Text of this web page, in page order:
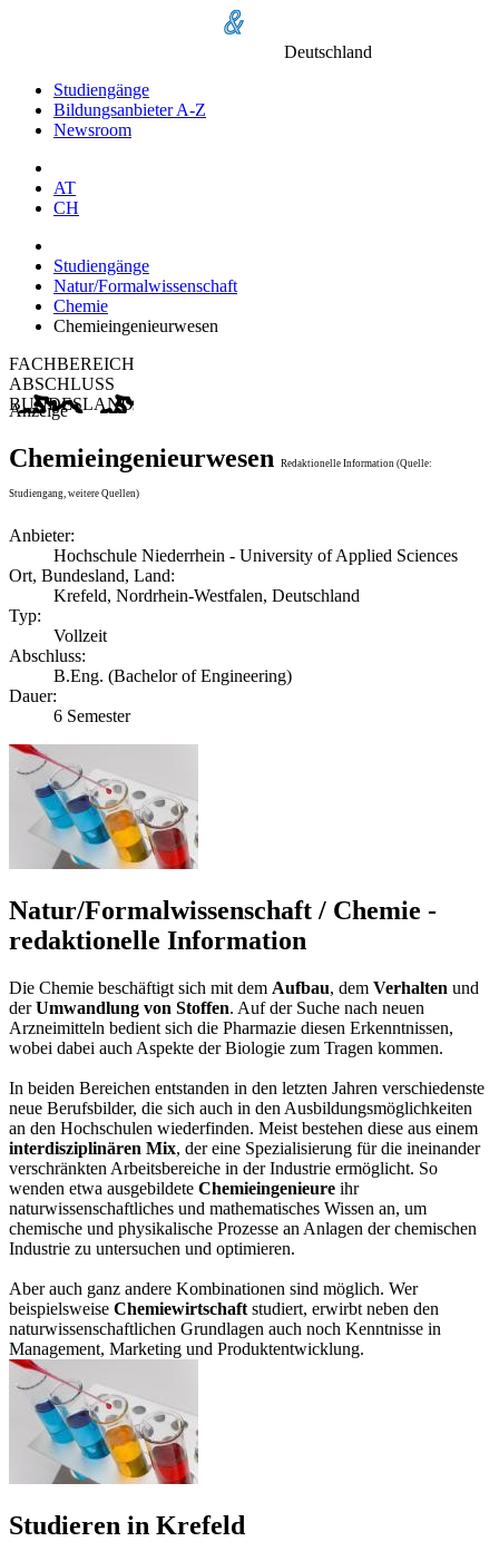
Deutschland
Studiengänge
Bildungsanbieter A-Z
Newsroom
AT
CH
Studiengänge
Natur/Formalwissenschaft
Chemie
Chemieingenieurwesen
FACHBEREICH
ABSCHLUSS
BUNDESLAND
Anzeige
Chemieingenieurwesen Redaktionelle Information (Quelle:
Studiengang, weitere Quellen)
Anbieter:
Hochschule Niederrhein - University of Applied Sciences
Ort, Bundesland, Land:
Krefeld, Nordrhein-Westfalen, Deutschland
Typ:
Vollzeit
Abschluss:
B.Eng. (Bachelor of Engineering)
Dauer:
6 Semester
Natur/Formalwissenschaft / Chemie -
redaktionelle Information
Die Chemie beschäftigt sich mit dem Aufbau, dem Verhalten und
derUmwandlung von Stoffen. Auf der Suche nach neuen
Arzneimitteln bedient sich die Pharmazie diesen Erkenntnissen,
wobei dabei auch Aspekte der Biologie zum Tragen kommen.
In beiden Bereichen entstanden in den letzten Jahren verschiedenste
neue Berufsbilder, die sich auch in den Ausbildungsmöglichkeiten
an den Hochschulen wiederfinden. Meist bestehen diese aus einem
interdisziplinären Mix, der eine Spezialisierung für die ineinander
verschränkten Arbeitsbereiche in der Industrie ermöglicht. So
wenden etwa ausgebildete Chemieingenieure ihr
naturwissenschaftliches und mathematisches Wissen an, um
chemische und physikalische Prozesse an Anlagen der chemischen
Industrie zu untersuchen und optimieren.
Aber auch ganz andere Kombinationen sind möglich. Wer
beispielsweise Chemiewirtschaft studiert, erwirbt neben den
naturwissenschaftlichen Grundlagen auch noch Kenntnisse in
Management, Marketing und Produktentwicklung.
Studieren in Krefeld